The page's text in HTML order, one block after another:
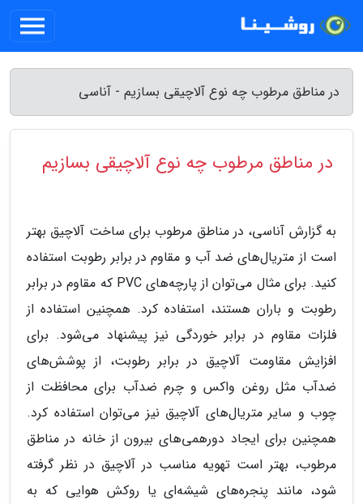
در مناطق مرطوب چه نوع آلاچیقی بسازیم - آناسی
در مناطق مرطوب چه نوع آلاچیقی بسازیم
به گزارش آناسی، در مناطق مرطوب برای ساخت آلاچیق بهتر
است از متریال‌های ضد آب و مقاوم در برابر رطوبت استفاده
کنید. برای مثال می‌توان از پارچه‌های PVC که مقاوم در برابر
رطوبت و باران هستند، استفاده کرد. همچنین استفاده از
فلزات مقاوم در برابر خوردگی نیز پیشنهاد می‌شود. برای
افزایش مقاومت آلاچیق در برابر رطوبت، از پوشش‌های
ضدآب مثل روغن واکس و چرم ضدآب برای محافظت از
چوب و سایر متریال‌های آلاچیق نیز می‌توان استفاده کرد.
همچنین برای ایجاد دورهمی‌های بیرون از خانه در مناطق
مرطوب، بهتر است تهویه مناسب در آلاچیق در نظر گرفته
شود، مانند پنجره‌های شیشه‌ای یا روکش هوایی که به